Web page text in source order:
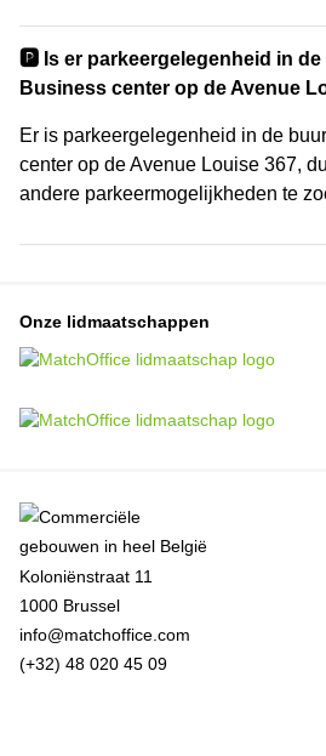
🅿️ Is er parkeergelegenheid in
Business center op de Avenue
Er is parkeergelegenheid in de
center op de Avenue Louise 367,
andere parkeermogelijkheden te
Onze lidmaatschappen
Koloniënstraat 11
1000 Brussel
info@matchoffice.com
(+32) 48 020 45 09